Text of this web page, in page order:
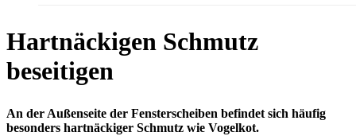
Hartnäckigen Schmutz
beseitigen
An der Außenseite der Fensterscheiben befindet sich häufig
besonders hartnäckiger Schmutz wie Vogelkot.